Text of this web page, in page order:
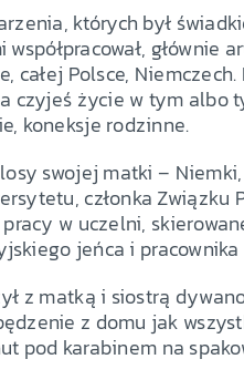
których był
głównie
całej Polsce,
czyjeś życie w tym albo
koneksje rodzinne.
swojej matki –
członka
w uczelni,
jeńca i
z matką i siostrą
z domu jak
pod karabinem na